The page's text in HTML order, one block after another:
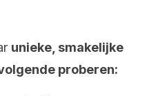
unieke, smakelijke
proberen: